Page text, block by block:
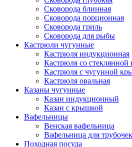
Сковорода блинная
Сковорода порционная
Сковорода гриль
Сковорода для рыбы
Кастрюли чугунные
Кастрюля индукционная
Кастрюля со
Кастрюля с чугунной
Кастрюля овальная
Казаны чугунные
Казан индукционный
Казан с крышкой
Вафельницы
Венская вафельница
Вафельница для трубочек
Походная посуда